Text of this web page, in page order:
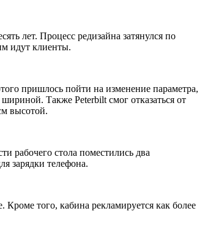
лет. Процесс редизайна затянулся по
идут клиенты.
пришлось пойти на изменение параметра,
Также Peterbilt смог отказаться от
высотой.
рабочего стола поместились два
зарядки телефона.
того, кабина рекламируется как более